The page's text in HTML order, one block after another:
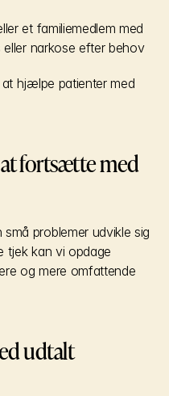
et familiemedlem med
eller narkose efter behov
hjælpe patienter med
fortsætte med
problemer udvikle sig
tjek kan vi opdage
og mere omfattende
udtalt